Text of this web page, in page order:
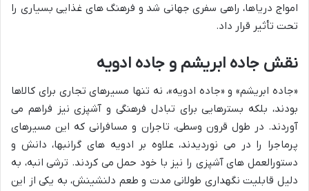
امواج دریاها، راهی سفری جهانی شد و فرهنگ های غذایی بسیاری را
تحت تأثیر قرار داد.
نقش جاده ابریشم و جاده ادویه
«جاده ابریشم» و «جاده ادویه»، نه تنها مسیرهای تجاری برای کالاها
بودند، بلکه بسترهایی برای تبادل فرهنگی و آشپزی نیز فراهم می
آوردند. در طول قرون وسطی، تاجران و مسافرانی که این مسیرهای
پرماجرا را در می نوردیدند، علاوه بر ادویه های گرانبها، دانش و
دستورالعمل های آشپزی را نیز با خود حمل می کردند. ترشی انبه، به
دلیل قابلیت نگهداری طولانی مدت و طعم دلنشینش، به یکی از این